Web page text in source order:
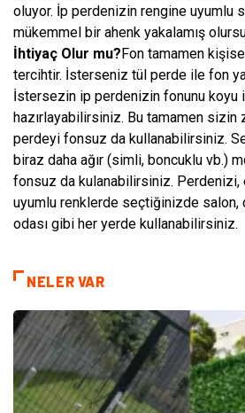
oluyor. İp perdenizin rengine uyumlu
mükemmel bir ahenk yakalamış
İhtiyaç Olur mu?Fon tamamen
tercihtir. İsterseniz tül perde ile fon
İstersezin ip perdenizin fonunu koyu
hazırlayabilirsiniz. Bu tamamen sizin
perdeyi fonsuz da kullanabilirsiniz.
biraz daha ağır (simli, boncuklu vb.)
fonsuz da kulanabilirsiniz. Perdenizi,
uyumlu renklerde seçtiğinizde salon,
odası gibi her yerde kullanabilirsiniz.
NELER VAR